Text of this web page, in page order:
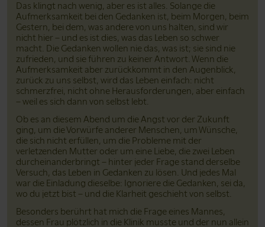
Das klingt nach wenig, aber es ist alles. Solange die
Aufmerksamkeit bei den Gedanken ist, beim Morgen, beim
Gestern, bei dem, was andere von uns halten, sind wir
nicht hier – und es ist dies, was das Leben so schwer
macht. Die Gedanken wollen nie das, was ist; sie sind nie
zufrieden, und sie führen zu keiner Antwort. Wenn die
Aufmerksamkeit aber zurückkommt in den Augenblick,
zurück zu uns selbst, wird das Leben einfach: nicht
schmerzfrei, nicht ohne Herausforderungen, aber einfach
– weil es sich dann von selbst lebt.
Ob es an diesem Abend um die Angst vor der Zukunft
ging, um die Vorwürfe anderer Menschen, um Wünsche,
die sich nicht erfüllen, um die Probleme mit der
verletzenden Mutter oder um eine Liebe, die zwei Leben
durcheinanderbringt – hinter jeder Frage stand derselbe
Versuch, das Leben in Gedanken zu lösen. Und jedes Mal
war die Einladung dieselbe: Ignoriere die Gedanken, sei da,
wo du jetzt bist – und die Klarheit geschieht von selbst.
Besonders berührt hat mich die Frage eines Mannes,
dessen Frau plötzlich in die Klinik musste und der nun allein